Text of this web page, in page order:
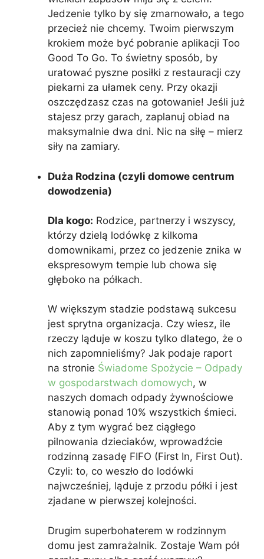
Jedzenie tylko by się zmarnowało, a tego
przecież nie chcemy. Twoim pierwszym
krokiem może być pobranie aplikacji Too
Good To Go. To świetny sposób, by
uratować pyszne posiłki z restauracji czy
piekarni za ułamek ceny. Przy okazji
oszczędzasz czas na gotowanie! Jeśli już
stajesz przy garach, zaplanuj obiad na
maksymalnie dwa dni. Nic na siłę – mierz
siły na zamiary.
Duża Rodzina (czyli domowe centrum
dowodzenia)
Dla kogo: Rodzice, partnerzy i wszyscy,
którzy dzielą lodówkę z kilkoma
domownikami, przez co jedzenie znika w
ekspresowym tempie lub chowa się
głęboko na półkach.
W większym stadzie podstawą sukcesu
jest sprytna organizacja. Czy wiesz, ile
rzeczy ląduje w koszu tylko dlatego, że o
nich zapomnieliśmy? Jak podaje raport
na stronie Świadome Spożycie – Odpady
w gospodarstwach domowych, w
naszych domach odpady żywnościowe
stanowią ponad 10% wszystkich śmieci.
Aby z tym wygrać bez ciągłego
pilnowania dzieciaków, wprowadźcie
rodzinną zasadę FIFO (First In, First Out).
Czyli: to, co weszło do lodówki
najwcześniej, ląduje z przodu półki i jest
zjadane w pierwszej kolejności.
Drugim superbohaterem w rodzinnym
domu jest zamrażalnik. Zostaje Wam pół